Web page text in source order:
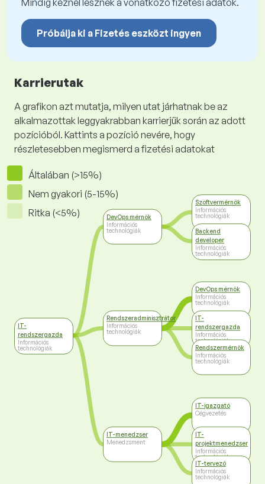
Mindig kéznél lesznek a vonatkozó fizetési adatok.
Próbálja ki a Fizetés eszközt ingyen
Karrierutak
A grafikon azt mutatja, milyen utat járhatnak be az
alkalmazottak leggyakrabban karrierjük során az adott
pozícióból. Kattints a pozíció nevére, hogy
részletesebben megismerd a fizetési adatokat
Általában (>15%)
Nem gyakori (5-15%)
Ritka (<5%)
IT-
rendszergazda
Információs
technológiák
DevOps mérnök
Információs
technológiák
Rendszeradminisztrátor
Információs
technológiák
IT-menedzser
Menedzsment
Szoftvermérnök
Információs
technológiák
Backend
developer
Információs
technológiák
DevOps mérnök
Információs
technológiák
IT-
rendszergazda
Információs
technológiák
Rendszermérnök
Információs
technológiák
IT-igazgató
Cégvezetés
IT-
projektmenedzser
Információs
technológiák
IT-tervező
Információs
technológiák